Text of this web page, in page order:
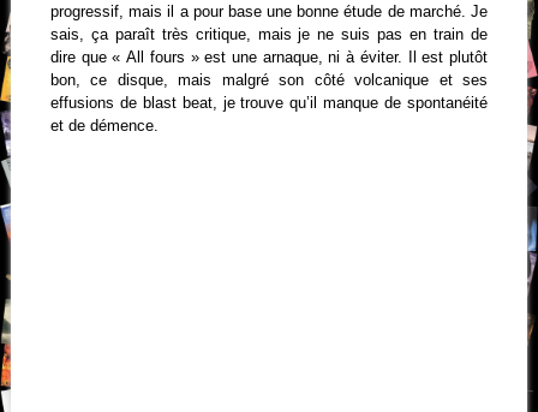
progressif, mais il a pour base une bonne étude de marché. Je
sais, ça paraît très critique, mais je ne suis pas en train de
dire que « All fours » est une arnaque, ni à éviter. Il est plutôt
bon, ce disque, mais malgré son côté volcanique et ses
effusions de blast beat, je trouve qu’il manque de spontanéité
et de démence.